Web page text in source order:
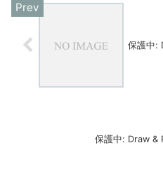
保護中:
保護中: Draw &